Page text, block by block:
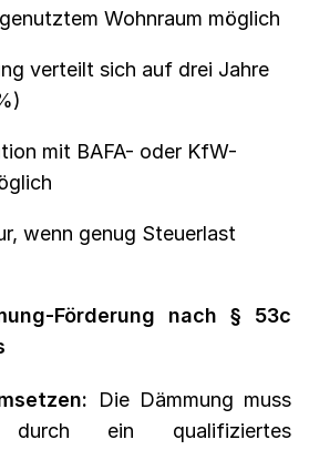
Wohnraum möglich
verteilt sich auf drei Jahre
mit BAFA- oder KfW-
wenn genug Steuerlast
Förderung nach § 53c
Die Dämmung muss
durch ein qualifiziertes